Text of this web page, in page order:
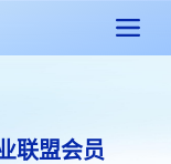
联盟会员